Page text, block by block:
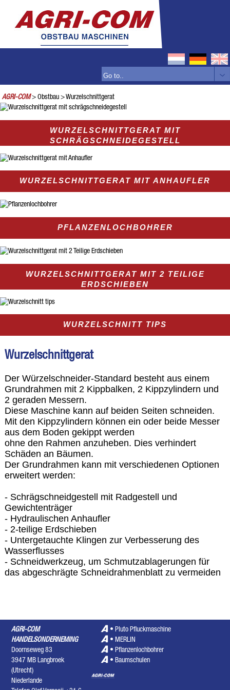
AGRI-COM> Obstbau > Wurzelschnittgerat
WURZELSCHNITTGERAT MIT
SCHRÄGSCHNEIDEGESTELL
WURZELSCHNITTGERAT MIT ANHAUFLER
PFLANZENLOCHBOHRER
WURZELSCHNITTGERAT MIT 2 TEILIGE
ERDSCHIEBEN
WURZELSCHNITT TIPS
Wurzelschnittgerat
Der Würzelschneider-Standard besteht aus einem
Grundrahmen mit 2 Kippbalken, 2 Kippzylindern und
2 geraden Messern.
Diese Maschine kann auf beiden Seiten schneiden.
Mit den Kippzylindern können ein oder beide Messer
aus dem Boden gekippt werden
ohne den Rahmen anzuheben. Dies verhindert
Schäden an Bäumen.
Der Grundrahmen kann mit verschiedenen Optionen
erweitert werden:
- Schrägschneidgestell mit Radgestell und
Gewichtenträger
- Hydraulischen Anhaufler
- 2-teilige Erdschieben
- Untergetauchte Klingen zur Verbesserung des
Wasserflusses
- Schneidwerkzeug, um Schmutzablagerungen für
das abgeschrägte Schneidrahmenblatt zu vermeiden
AGRI-COM
HANDELSONDERNEMING
Doornseweg 83
3947 MB Langbroek
(Utrecht)
Niederlande
•Pluto Pfluckmaschine
•MERLIN
•Pflanzenlochbohrer
•Baumschulen